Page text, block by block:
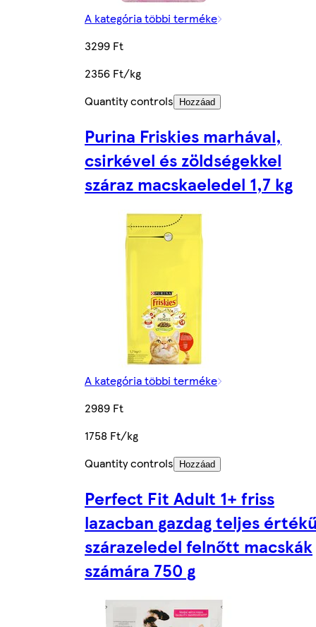
A kategória többi terméke
3299 Ft
2356 Ft/kg
Quantity controls
Hozzáad
Purina Friskies marhával,
csirkével és zöldségekkel
száraz macskaeledel 1,7 kg
A kategória többi terméke
2989 Ft
1758 Ft/kg
Quantity controls
Hozzáad
Perfect Fit Adult 1+ friss
lazacban gazdag teljes
szárazeledel felnőtt macskák
számára 750 g